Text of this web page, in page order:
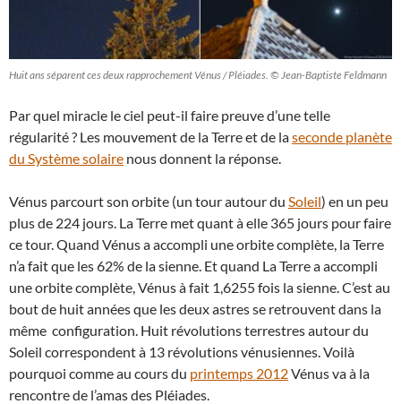
Huit ans séparent ces deux rapprochement Vénus / Pléiades. © Jean-Baptiste Feldmann
Par quel miracle le ciel peut-il faire preuve d’une telle
régularité ? Les mouvement de la Terre et de laseconde planète
du Système solaire nous donnent la réponse.
Vénus parcourt son orbite (un tour autour du Soleil) en un peu
plus de 224 jours. La Terre met quant à elle 365 jours pour faire
ce tour. Quand Vénus a accompli une orbite complète, la Terre
n’a fait que les 62% de la sienne. Et quand La Terre a accompli
une orbite complète, Vénus à fait 1,6255 fois la sienne. C’est au
bout de huit années que les deux astres se retrouvent dans la
même configuration. Huit révolutions terrestres autour du
Soleil correspondent à 13 révolutions vénusiennes. Voilà
pourquoi comme au cours du printemps 2012Vénus va à la
rencontre de l’amas des Pléiades.